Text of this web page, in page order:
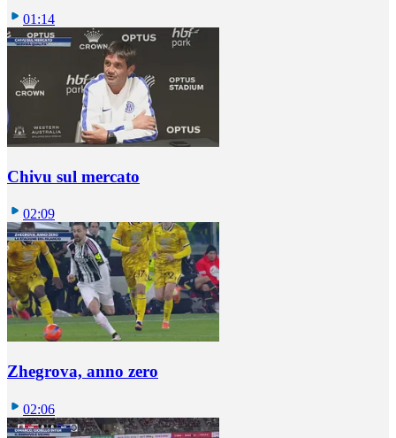
01:14
Chivu sul mercato
02:09
Zhegrova, anno zero
02:06